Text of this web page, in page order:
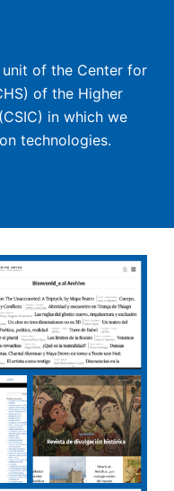
of the Center for
of the Higher
in which we
technologies.